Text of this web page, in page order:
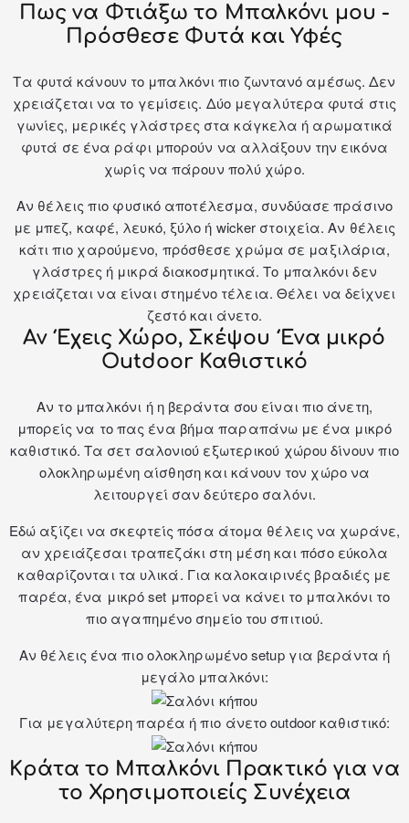
Πως να Φτιάξω το Μπαλκόνι μου -
Πρόσθεσε Φυτά και Υφές
Τα φυτά κάνουν το μπαλκόνι πιο ζωντανό αμέσως. Δεν
χρειάζεται να το γεμίσεις. Δύο μεγαλύτερα φυτά στις
γωνίες, μερικές γλάστρες στα κάγκελα ή αρωματικά
φυτά σε ένα ράφι μπορούν να αλλάξουν την εικόνα
χωρίς να πάρουν πολύ χώρο.
Αν θέλεις πιο φυσικό αποτέλεσμα, συνδύασε πράσινο
με μπεζ, καφέ, λευκό, ξύλο ή wicker στοιχεία. Αν θέλεις
κάτι πιο χαρούμενο, πρόσθεσε χρώμα σε μαξιλάρια,
γλάστρες ή μικρά διακοσμητικά. Το μπαλκόνι δεν
χρειάζεται να είναι στημένο τέλεια. Θέλει να δείχνει
ζεστό και άνετο.
Αν Έχεις Χώρο, Σκέψου Ένα μικρό
Outdoor Καθιστικό
Αν το μπαλκόνι ή η βεράντα σου είναι πιο άνετη,
μπορείς να το πας ένα βήμα παραπάνω με ένα μικρό
καθιστικό. Τα σετ σαλονιού εξωτερικού χώρουδίνουν πιο
ολοκληρωμένη αίσθηση και κάνουν τον χώρο να
λειτουργεί σαν δεύτερο σαλόνι.
Εδώ αξίζει να σκεφτείς πόσα άτομα θέλεις να χωράνε,
αν χρειάζεσαι τραπεζάκι στη μέση και πόσο εύκολα
καθαρίζονται τα υλικά. Για καλοκαιρινές βραδιές με
παρέα, ένα μικρό set μπορεί να κάνει το μπαλκόνι το
πιο αγαπημένο σημείο του σπιτιού.
Αν θέλεις ένα πιο ολοκληρωμένο setup για βεράντα ή
μεγάλο μπαλκόνι:
Για μεγαλύτερη παρέα ή πιο άνετο outdoor καθιστικό:
Κράτα το Μπαλκόνι Πρακτικό για να
το Χρησιμοποιείς Συνέχεια